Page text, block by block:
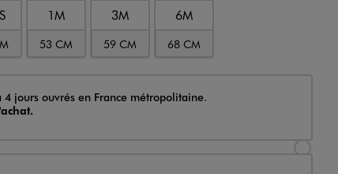
1M
53 CM
3M
59 CM
6M
68 CM
4 jours ouvrés en France métropolitaine.